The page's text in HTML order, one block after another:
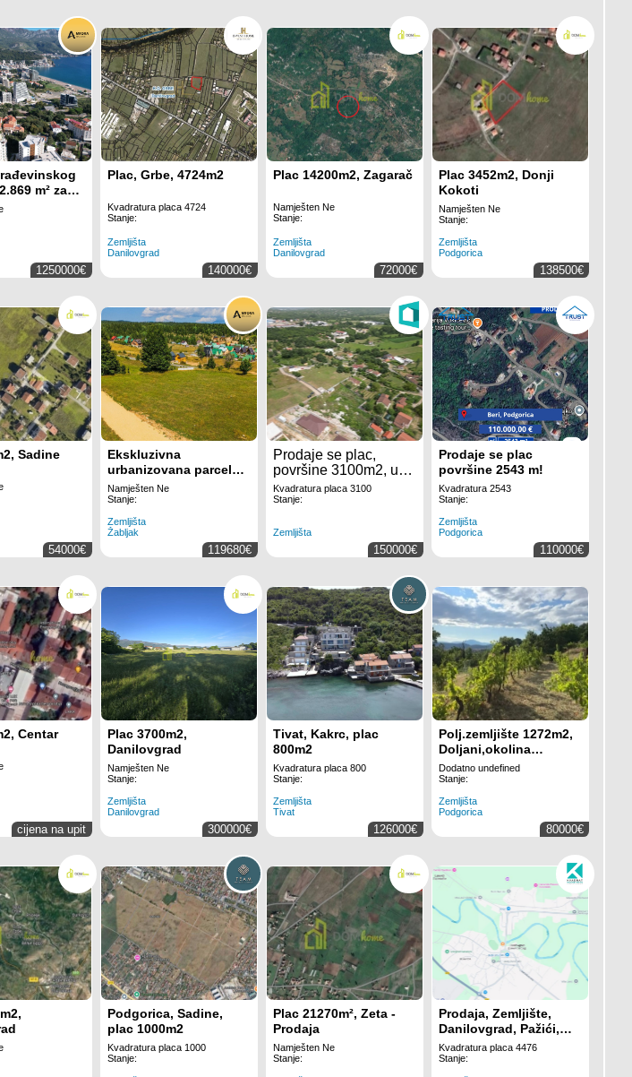
m² za
luksuznih
1250000€
Plac, Grbe, 4724m2
Kvadratura placa 4724
Stanje:
Zemljišta
Danilovgrad
140000€
Plac 14200m2, Zagarač
Namješten Ne
Stanje:
Zemljišta
Danilovgrad
72000€
Plac 3452m2, Donji
Kokoti
Namješten Ne
Stanje:
Zemljišta
Podgorica
138500€
Plac 500m2, Sadine
54000€
Ekskluzivna
urbanizovana parcela
704 m² u planinskom
kompleksu na Žabljaku
Namješten Ne
Stanje:
Zemljišta
Žabljak
119680€
Prodaje se plac,
površine 3100m2, u
naselju Bandići u
Danilovgradu.
Kvadratura placa 3100
Stanje:
Zemljišta
150000€
Prodaje se plac
površine 2543 m!
Kvadratura 2543
Stanje:
Zemljišta
Podgorica
110000€
Centar
cijena na upit
Plac 3700m2,
Danilovgrad
Namješten Ne
Stanje:
Zemljišta
Danilovgrad
300000€
Tivat, Kakrc, plac
800m2
Kvadratura placa 800
Stanje:
Zemljišta
Tivat
126000€
Polj.zemljište 1272m2,
Doljani,okolina
Podgorice
Dodatno undefined
Stanje:
Zemljišta
Podgorica
80000€
Podgorica, Sadine,
plac 1000m2
Kvadratura placa 1000
Stanje:
Plac 21270m², Zeta -
Prodaja
Namješten Ne
Stanje:
Prodaja, Zemljište,
Danilovgrad, Pažići,
4476m2
Kvadratura placa 4476
Stanje: